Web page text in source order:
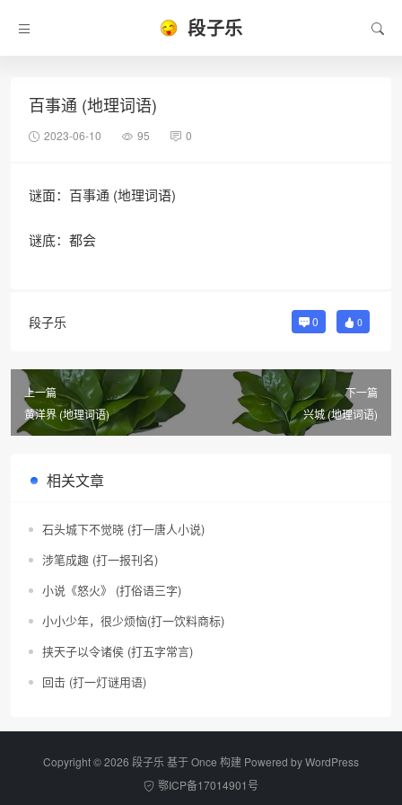
段子乐
百事通 (地理词语)
2023-06-10 95 0
谜面：百事通 (地理词语)
谜底：都会
段子乐 0 0
上一篇
黄洋界 (地理词语)
下一篇
兴城 (地理词语)
相关文章
石头城下不觉晓 (打一唐人小说)
涉笔成趣 (打一报刊名)
小说《怒火》 (打俗语三字)
小小少年，很少烦恼(打一饮料商标)
挟天子以令诸侯 (打五字常言)
回击 (打一灯谜用语)
Copyright © 2026 段子乐 基于 Once 构建 Powered byWordPress
鄂ICP备17014901号